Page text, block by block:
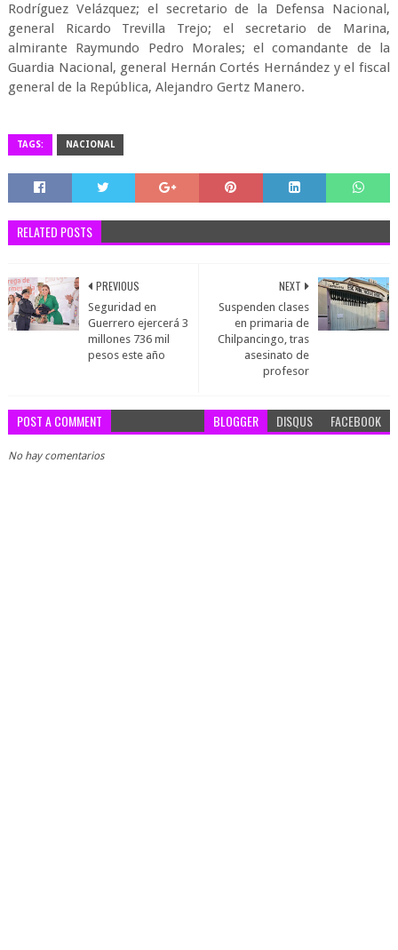
Rodríguez Velázquez; el secretario de la Defensa Nacional,
general Ricardo Trevilla Trejo; el secretario de Marina,
almirante Raymundo Pedro Morales; el comandante de la
Guardia Nacional, general Hernán Cortés Hernández y el fiscal
general de la República, Alejandro Gertz Manero.
TAGS: NACIONAL
RELATED POSTS
NEXT
Suspenden clases
en primaria de
Chilpancingo, tras
asesinato de
profesor
PREVIOUS
Seguridad en
Guerrero ejercerá 3
millones 736 mil
pesos este año
POST A COMMENT BLOGGER DISQUS FACEBOOK
No hay comentarios